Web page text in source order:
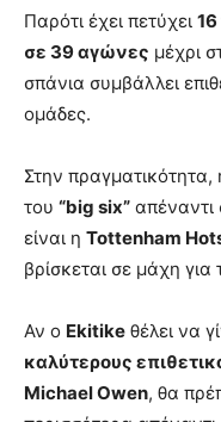
Παρότι έχει πετύχει
σε 39 αγώνες μέχρι
σπάνια συμβάλλει
ομάδες.
Στην
του “big six” απέναντι
είναι η Tottenham
βρίσκεται σε μάχη
Αν ο Ekitike θέλει να
καλύτερους
Michael Owen, θα